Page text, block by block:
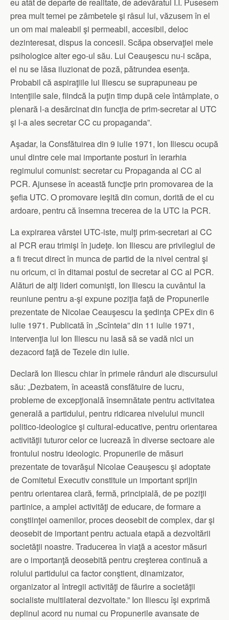
prea mult temei pe zâmbetele şi râsul lui, văzusem în el
un om mai maleabil şi permeabil, accesibil, deloc
dezinteresat, dispus la concesii. Scăpa observaţiei mele
psihologice alter ego-ul său. Lui Ceauşescu nu-i scăpa,
el nu se lăsa iluzionat de poză, pătrundea esenţa.
Probabil că aspiraţiile lui Iliescu se suprapuneau pe
intenţiile sale, fiindcă la puţin timp după cele întâmplate, o
plenară l-a desărcinat din funcţia de prim-secretar al UTC
şi l-a ales secretar CC cu propaganda”.
Aşadar, la Consfătuirea din 9 iulie 1971, Ion Iliescu ocupă
unul dintre cele mai importante posturi în ierarhia
regimului comunist: secretar cu Propaganda al CC al
PCR. Ajunsese în această funcţie prin promovarea de la
şefia UTC. O promovare ieşită din comun, dorită de el cu
ardoare, pentru că însemna trecerea de la UTC la PCR.
La expirarea vârstei UTC-iste, mulţi prim-secretari ai CC
al PCR erau trimişi în judeţe. Ion Iliescu are privilegiul de
a fi trecut direct în munca de partid de la nivel central şi
nu oricum, ci în ditamai postul de secretar al CC al PCR.
Alături de alţi lideri comunişti, Ion Iliescu ia cuvântul la
reuniune pentru a-şi expune poziţia faţă de Propunerile
prezentate de Nicolae Ceauşescu la şedinţa CPEx din 6
iulie 1971. Publicată în „Scînteia” din 11 iulie 1971,
intervenţia lui Ion Iliescu nu lasă să se vadă nici un
dezacord faţă de Tezele din iulie.
Declară Ion Iliescu chiar în primele rânduri ale discursului
său: „Dezbatem, în această consfătuire de lucru,
probleme de excepţională însemnătate pentru activitatea
generală a partidului, pentru ridicarea nivelului muncii
politico-ideologice şi cultural-educative, pentru orientarea
activităţii tuturor celor ce lucrează în diverse sectoare ale
frontului nostru ideologic. Propunerile de măsuri
prezentate de tovarăşul Nicolae Ceauşescu şi adoptate
de Comitetul Executiv constituie un important sprijin
pentru orientarea clară, fermă, principială, de pe poziţii
partinice, a amplei activităţi de educare, de formare a
conştiinţei oamenilor, proces deosebit de complex, dar şi
deosebit de important pentru actuala etapă a dezvoltării
societăţii noastre. Traducerea în viaţă a acestor măsuri
are o importanţă deosebită pentru creşterea continuă a
rolului partidului ca factor conştient, dinamizator,
organizator al întregii activităţi de făurire a societăţii
socialiste multilateral dezvoltate.” Ion Iliescu îşi exprimă
deplinul acord nu numai cu Propunerile avansate de